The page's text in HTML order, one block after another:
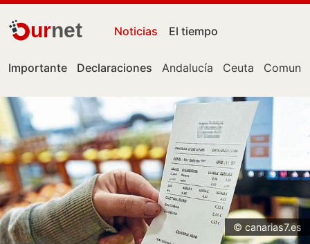
urnet Noticias El tiempo
Importante Declaraciones Andalucía Ceuta
© canarias7.es